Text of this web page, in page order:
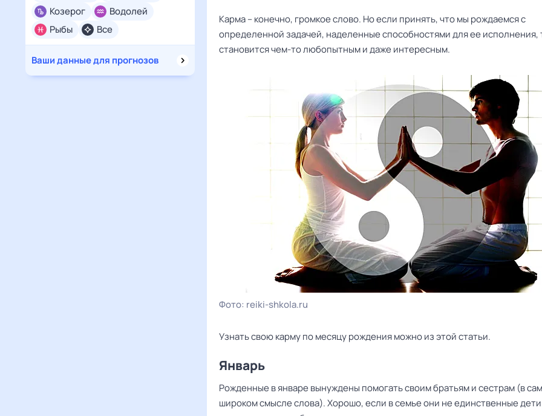
Все
Козерог
Водолей
Рыбы
Ваши данные для прогнозов
Карма – конечно, громкое слово. Но если принять, что мы рождаемся с
определенной задачей, наделенные способностями для ее исполнения,
становится чем-то любопытным и даже интересным.
Фото: reiki-shkola.ru
Узнать свою карму по месяцу рождения можно из этой статьи.
Январь
Рожденные в январе вынуждены помогать своим братьям и сестрам (в
широком смысле слова). Хорошо, если в семье они не единственные дети